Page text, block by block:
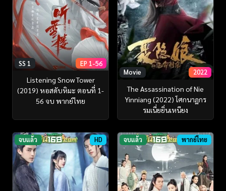
SS 1 EP 1-56
Listening Snow Tower
(2019) หอสดับหิมะ ตอนที่ 1-
56 จบ พากย์ไทย
Movie 2022
The Assassination of Nie
Yinniang (2022) โศกนาฏกร
รมเนี่ยยิ่นเหนียง
จบแล้ว HD จบแล้ว พากย์ไทย